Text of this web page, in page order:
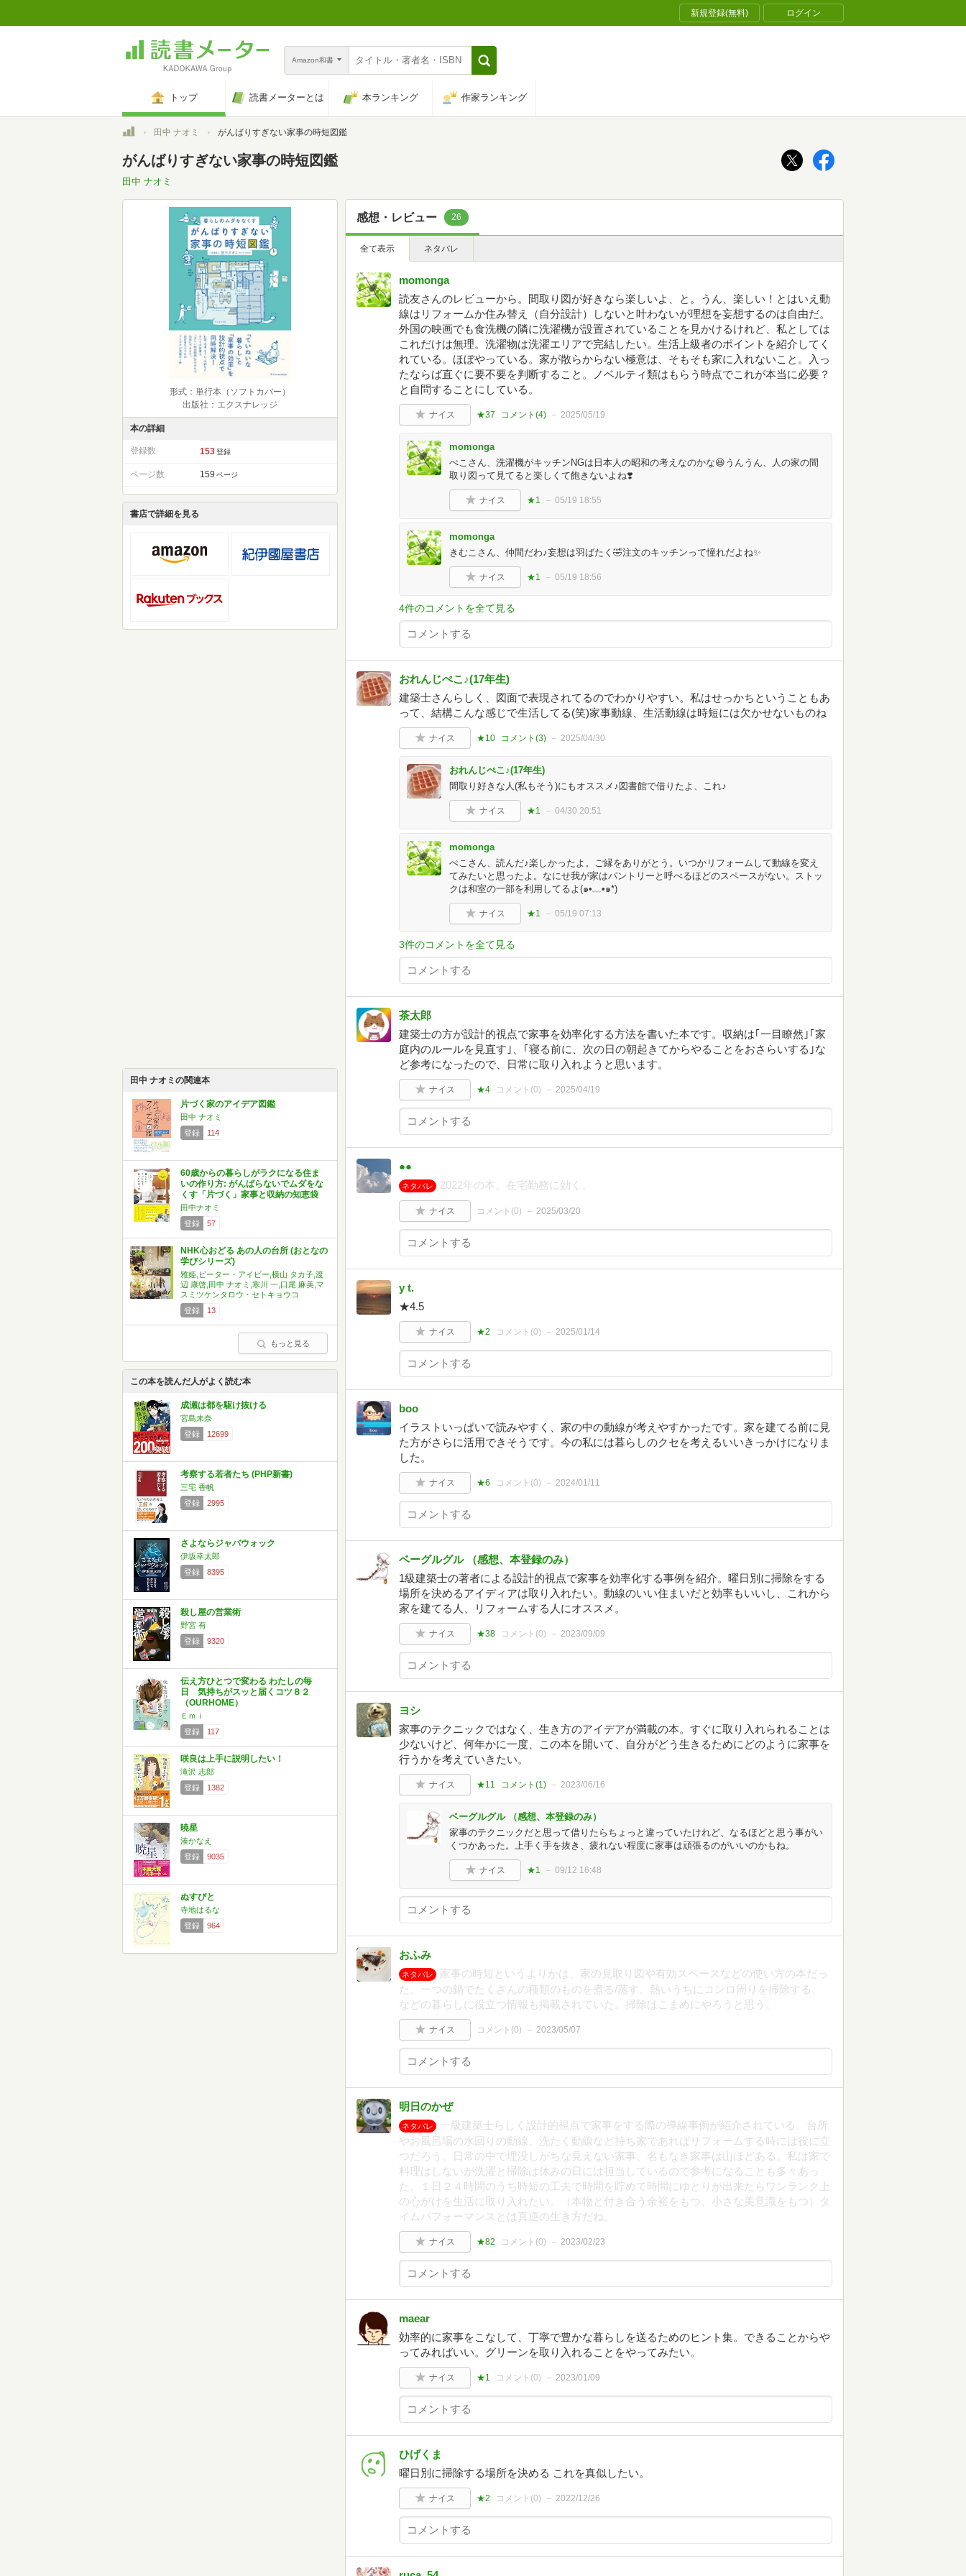
新規登録(無料) ログイン
Amazon和書
トップ 読書メーターとは 本ランキング 作家ランキング
トップ田中 ナオミ がんばりすぎない家事の時短図鑑
がんばりすぎない家事の時短図鑑
田中 ナオミ
形式：単行本（ソフトカバー）
出版社：エクスナレッジ
本の詳細
登録数 153 登録
ページ数 159 ページ
書店で詳細を見る
田中 ナオミの関連本
片づく家のアイデア図鑑
田中 ナオミ
登録
114
60歳からの暮らしがラクになる住ま
いの作り方: がんばらないでムダをな
くす「片づく」家事と収納の知恵袋
田中ナオミ
登録
57
NHK心おどる あの人の台所 (おとなの
学びシリーズ)
雅姫,ピーター・アイビー,横山 タカ子,渡
辺 康啓,田中 ナオミ,寒川 一,口尾 麻美,マ
スミツケンタロウ・セトキョウコ
登録
13
もっと見る
この本を読んだ人がよく読む本
成瀬は都を駆け抜ける
宮島未奈
登録
12699
考察する若者たち (PHP新書)
三宅 香帆
登録
2995
さよならジャバウォック
伊坂幸太郎
登録
8395
殺し屋の営業術
野宮 有
登録
9320
伝え方ひとつで変わる わたしの毎
日 気持ちがスッと届くコツ８２
（OURHOME）
Ｅｍｉ
登録
117
咲良は上手に説明したい！
滝沢 志郎
登録
1382
暁星
湊かなえ
登録
9035
ぬすびと
寺地はるな
登録
964
感想・レビュー 26
全て表示 ネタバレ
momonga
読友さんのレビューから。間取り図が好きなら楽しいよ、と。うん、楽しい！とはいえ動
線はリフォームか住み替え（自分設計）しないと叶わないが理想を妄想するのは自由だ。
外国の映画でも食洗機の隣に洗濯機が設置されていることを見かけるけれど、私としては
これだけは無理。洗濯物は洗濯エリアで完結したい。生活上級者のポイントを紹介してく
れている。ほぼやっている。家が散らからない極意は、そもそも家に入れないこと。入っ
たならば直ぐに要不要を判断すること。ノベルティ類はもらう時点でこれが本当に必要？
と自問することにしている。
ナイス ★37 コメント(4) 2025/05/19
momonga
ぺこさん、洗濯機がキッチンNGは日本人の昭和の考えなのかな😆うんうん、人の家の間
取り図って見てると楽しくて飽きないよね❣️
ナイス ★1 05/19 18:55
momonga
きむこさん、仲間だわ♪妄想は羽ばたく🤣注文のキッチンって憧れだよね✨
ナイス ★1 05/19 18:56
4件のコメントを全て見る
おれんじぺこ♪(17年生)
建築士さんらしく、図面で表現されてるのでわかりやすい。私はせっかちということもあ
って、結構こんな感じで生活してる(笑)家事動線、生活動線は時短には欠かせないものね
ナイス ★10 コメント(3) 2025/04/30
おれんじぺこ♪(17年生)
間取り好きな人(私もそう)にもオススメ♪図書館で借りたよ、これ♪
ナイス ★1 04/30 20:51
momonga
ぺこさん、読んだ♪楽しかったよ。ご縁をありがとう。いつかリフォームして動線を変え
てみたいと思ったよ。なにせ我が家はパントリーと呼べるほどのスペースがない。ストッ
クは和室の一部を利用してるよ(๑•﹏•๑*)
ナイス ★1 05/19 07:13
3件のコメントを全て見る
茶太郎
建築士の方が設計的視点で家事を効率化する方法を書いた本です。収納は｢一目瞭然｣｢家
庭内のルールを見直す｣、｢寝る前に、次の日の朝起きてからやることをおさらいする｣な
ど参考になったので、日常に取り入れようと思います。
ナイス ★4 コメント(0) 2025/04/19
●●
ネタバレ 2022年の本。在宅勤務に効く。
ナイス コメント(0) 2025/03/20
y t.
★4.5
ナイス ★2 コメント(0) 2025/01/14
boo
イラストいっぱいで読みやすく、家の中の動線が考えやすかったです。家を建てる前に見
た方がさらに活用できそうです。今の私には暮らしのクセを考えるいいきっかけになりま
した。
ナイス ★6 コメント(0) 2024/01/11
ベーグルグル （感想、本登録のみ）
1級建築士の著者による設計的視点で家事を効率化する事例を紹介。曜日別に掃除をする
場所を決めるアイディアは取り入れたい。動線のいい住まいだと効率もいいし、これから
家を建てる人、リフォームする人にオススメ。
ナイス ★38 コメント(0) 2023/09/09
ヨシ
家事のテクニックではなく、生き方のアイデアが満載の本。すぐに取り入れられることは
少ないけど、何年かに一度、この本を開いて、自分がどう生きるためにどのように家事を
行うかを考えていきたい。
ナイス ★11 コメント(1) 2023/06/16
ベーグルグル （感想、本登録のみ）
家事のテクニックだと思って借りたらちょっと違っていたけれど、なるほどと思う事がい
くつかあった。上手く手を抜き、疲れない程度に家事は頑張るのがいいのかもね。
ナイス ★1 09/12 16:48
おふみ
ネタバレ
家事の時短というよりかは、家の見取り図や有効スペースなどの使い方の本だっ
た。一つの鍋でたくさんの種類のものを煮る/蒸す、熱いうちにコンロ周りを掃除する、
などの暮らしに役立つ情報も掲載されていた。掃除はこまめにやろうと思う。
ナイス コメント(0) 2023/05/07
明日のかぜ
ネタバレ
一級建築士らしく設計的視点で家事をする際の導線事例が紹介されている。台所
やお風呂場の水回りの動線、洗たく動線など持ち家であればリフォームする時には役に立
つだろう。日常の中で埋没しがちな見えない家事、名もなき家事は山ほどある。私は家で
料理はしないが洗濯と掃除は休みの日には担当しているので参考になることも多々あっ
た。１日２４時間のうち時短の工夫で時間を貯めて時間にゆとりが出来たらワンランク上
の心がけを生活に取り入れたい。（本物と付き合う余裕をもつ、小さな美意識をもつ）タ
イムパフォーマンスとは真逆の生き方だね。
ナイス ★82 コメント(0) 2023/02/23
maear
効率的に家事をこなして、丁寧で豊かな暮らしを送るためのヒント集。できることからや
ってみればいい。グリーンを取り入れることをやってみたい。
ナイス ★1 コメント(0) 2023/01/09
ひげくま
曜日別に掃除する場所を決める これを真似したい。
ナイス ★2 コメント(0) 2022/12/26